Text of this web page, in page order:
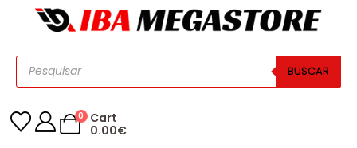
BUSCAR
0
Cart
0.00€